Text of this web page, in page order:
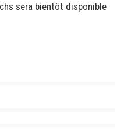
sera bientôt disponible